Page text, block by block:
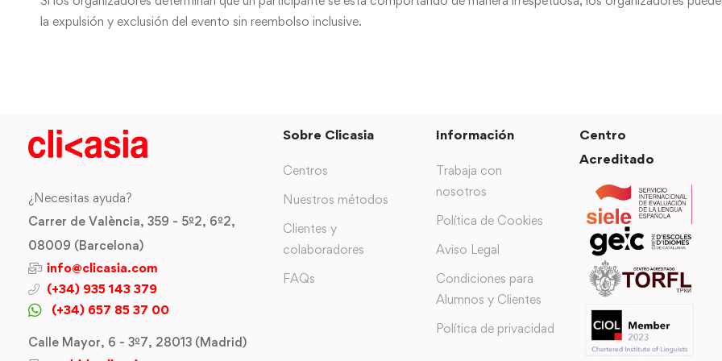
la expulsión y exclusión del evento sin reembolso inclusive.
¿Necesitas ayuda?
Carrer de València, 359 - 5º2, 6º2,
08009 (Barcelona)
info@clicasia.com
(+34) 935 143 379
(+34) 657 85 37 00
Calle Mayor, 6 - 3º7, 28013 (Madrid)
Sobre Clicasia
Centros
Nuestros métodos
Clientes y
colaboradores
FAQs
Información
Trabaja con
nosotros
Política de Cookies
Aviso Legal
Condiciones para
Alumnos y Clientes
Política de privacidad
Centro
Acreditado